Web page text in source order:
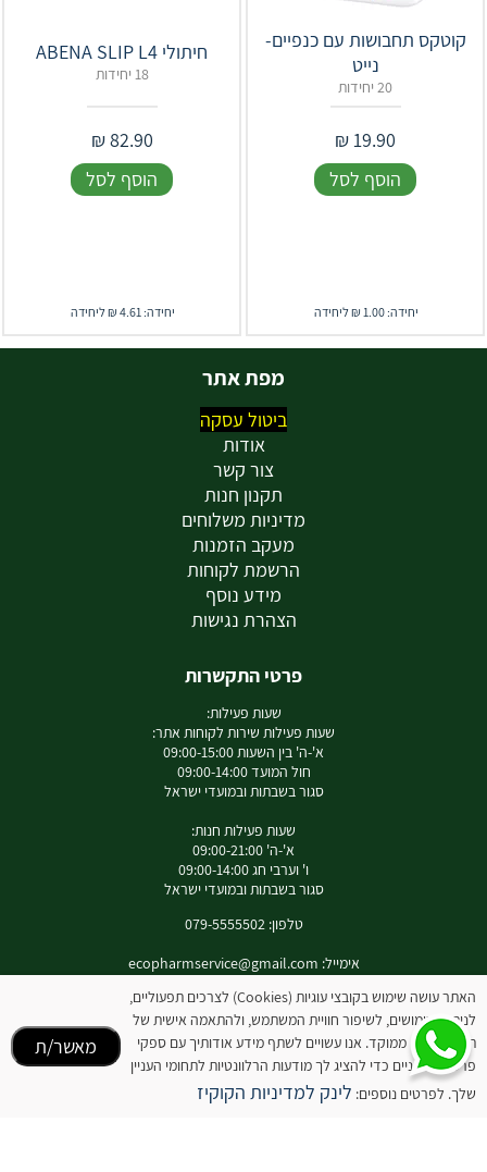
קוטקס תחבושות עם כנפיים-
נייט
20 יחידות
19.90
₪
הוסף לסל
יחידה: 1.00 ₪ ליחידה
חיתולי ABENA SLIP L4
18 יחידות
82.90
₪
הוסף לסל
יחידה: 4.61 ₪ ליחידה
מפת אתר
ביטול עסקה
אודות
צור קשר
תקנון חנות
מדיניות משלוחים
מעקב הזמנות
הרשמת לקוחות
מידע נוסף
הצהרת נגישות
פרטי התקשרות
שעות פעילות:
שעות פעילות שירות לקוחות אתר:
א'-ה' בין השעות 09:00-15:00
חול המועד 09:00-14:00
סגור בשבתות ובמועדי ישראל
שעות פעילות חנות:
א'-ה' 09:00-21:00
ו' וערבי חג 09:00-14:00
סגור בשבתות ובמועדי ישראל
טלפון: 079-5555502
אימייל: ecopharmservice@gmail.com
לאינסטגרם שלנו
המידע באתר זה אינו מהווה תחליף להיוועצות עם רופא או רוקח בטרם רכישת המוצר והתחלת
האתר עושה שימוש בקובצי עוגיות (Cookies) לצרכים תפעוליים,
לניתוח שימושים, לשיפור חוויית המשתמש, ולהתאמה אישית של
תוכן ופרסום ממוקד. אנו עשויים לשתף מידע אודותיך עם ספקי
פרסום חיצוניים כדי להציג לך מודעות הרלוונטיות לתחומי העניין
שלך. לפרטים נוספים: לינק למדיניות הקוקיז
מאשר/ת